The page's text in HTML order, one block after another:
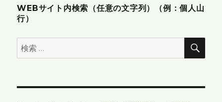
WEBサイト内検索（任意の文字列）（例：個人山
行）
検
索:
検